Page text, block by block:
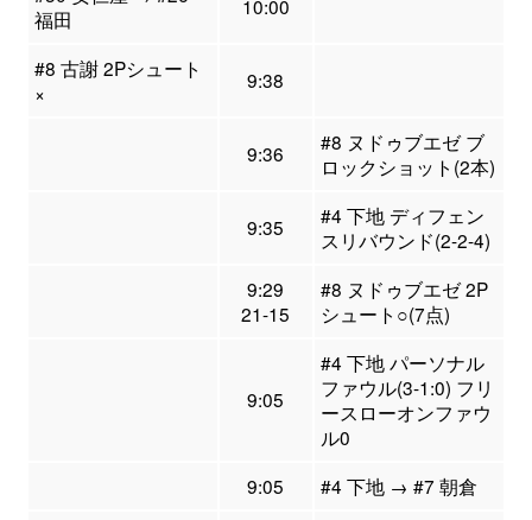
福田
10:00
#8 古謝 2Pシュート
×
9:38
9:36
#8 ヌドゥブエゼ ブ
ロックショット(2本)
9:35
#4 下地 ディフェン
スリバウンド(2-2-4)
9:29
21-15
#8 ヌドゥブエゼ 2P
シュート○(7点)
9:05
#4 下地 パーソナル
ファウル(3-1:0) フリ
ースローオンファウ
ル0
9:05
#4 下地 → #7 朝倉